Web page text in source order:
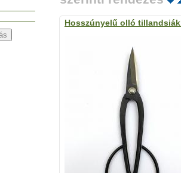
Hosszúnyelű olló